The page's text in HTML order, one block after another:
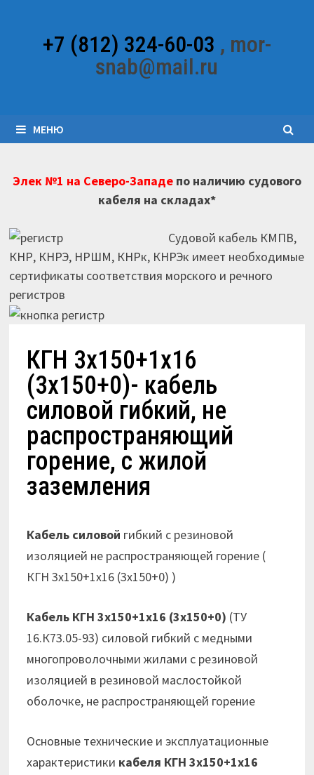
содержимому+7 (812) 324-60-03 , mor-
snab@mail.ru
МЕНЮ
Элек №1 на Северо-Западепо наличию судового
кабеля на складах*
Судовой кабель КМПВ,
КНР, КНРЭ, НРШМ, КНРк, КНРЭк имеет необходимые
сертификаты соответствия морского и речного
регистров
КГН 3х150+1х16
(3х150+0)- кабель
силовой гибкий, не
распространяющий
горение, с жилой
заземления
Кабель силовой гибкий с резиновой
изоляцией не распространяющей горение (
КГН 3х150+1х16 (3х150+0) )
Кабель КГН 3х150+1х16 (3х150+0) (ТУ
16.К73.05-93) силовой гибкий с медными
многопроволочными жилами с резиновой
изоляцией в резиновой маслостойкой
оболочке, не распространяющей горение
Основные технические и эксплуатационные
характеристики кабеля КГН 3х150+1х16